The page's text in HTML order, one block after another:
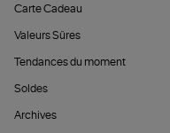
Carte Cadeau
Valeurs Sûres
Tendances du moment
Soldes
Archives